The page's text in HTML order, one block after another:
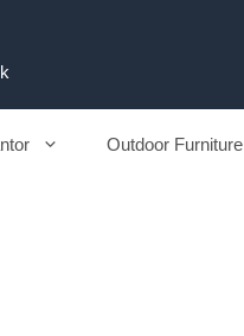
Outdoor Furniture